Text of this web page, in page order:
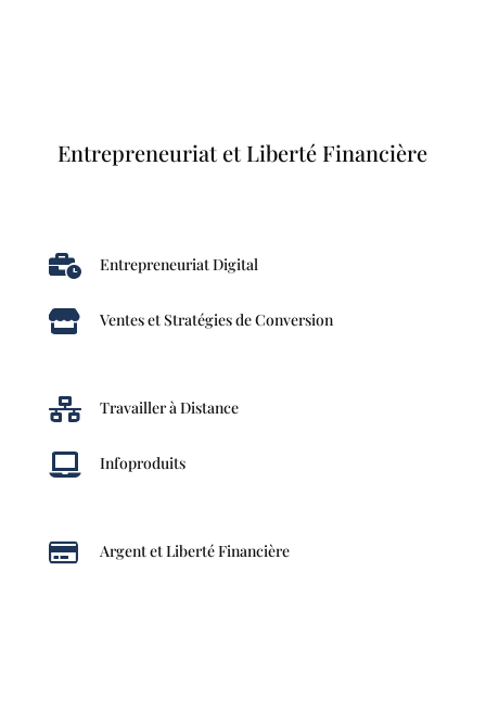
Entrepreneuriat et Liberté Financière
 Entrepreneuriat Digital
 Ventes et Stratégies de Conversion
 Travailler à Distance
 Infoproduits
 Argent et Liberté Financière